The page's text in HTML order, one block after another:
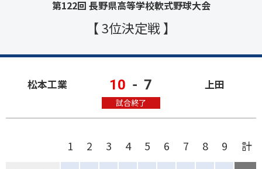
第122回 長野県高等学校軟式野球大会
【 3位決定戦 】
松本工業 10 - 7
試合終了
上田
1 2 3 4 5 6 7 8 9 計